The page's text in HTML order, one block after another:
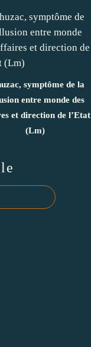
symptôme de la
entre monde des
et direction de l’Etat
(Lm)